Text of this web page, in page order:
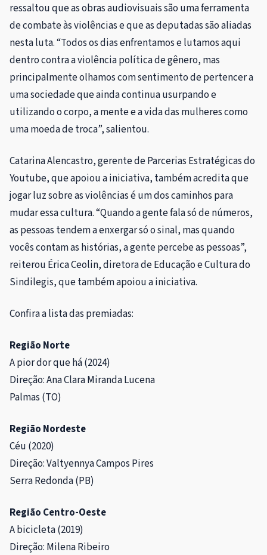
ressaltou que as obras audiovisuais são uma ferramenta
de combate às violências e que as deputadas são aliadas
nesta luta. “Todos os dias enfrentamos e lutamos aqui
dentro contra a violência política de gênero, mas
principalmente olhamos com sentimento de pertencer a
uma sociedade que ainda continua usurpando e
utilizando o corpo, a mente e a vida das mulheres como
uma moeda de troca”, salientou.
Catarina Alencastro, gerente de Parcerias Estratégicas do
Youtube, que apoiou a iniciativa, também acredita que
jogar luz sobre as violências é um dos caminhos para
mudar essa cultura. “Quando a gente fala só de números,
as pessoas tendem a enxergar só o sinal, mas quando
vocês contam as histórias, a gente percebe as pessoas”,
reiterou Érica Ceolin, diretora de Educação e Cultura do
Sindilegis, que também apoiou a iniciativa.
Confira a lista das premiadas:
Região Norte
A pior dor que há (2024)
Direção: Ana Clara Miranda Lucena
Palmas (TO)
Região Nordeste
Céu (2020)
Direção: Valtyennya Campos Pires
Serra Redonda (PB)
Região Centro-Oeste
A bicicleta (2019)
Direção: Milena Ribeiro